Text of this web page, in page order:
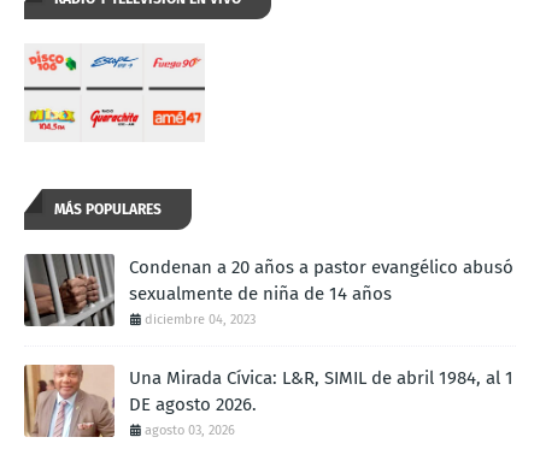
MÁS POPULARES
Condenan a 20 años a pastor evangélico abusó
sexualmente de niña de 14 años
diciembre 04, 2023
Una Mirada Cívica: L&R, SIMIL de abril 1984, al 1
DE agosto 2026.
agosto 03, 2026